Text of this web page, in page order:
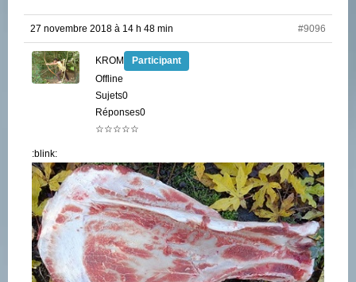
27 novembre 2018 à 14 h 48 min #9096
KROM
Participant
Offline
Sujets0
Réponses0
☆☆☆☆☆
:blink: